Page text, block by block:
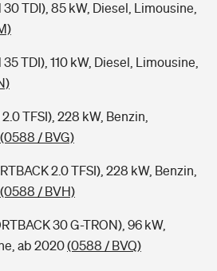
30 TDI), 85 kW, Diesel, Limousine,
TDI), 110 kW, Diesel, Limousine,
TFSI), 228 kW, Benzin,
(0588 / BVG)
2.0 TFSI), 228 kW, Benzin,
(0588 / BVH)
30 G-TRON), 96 kW,
ab 2020(0588 / BVQ)